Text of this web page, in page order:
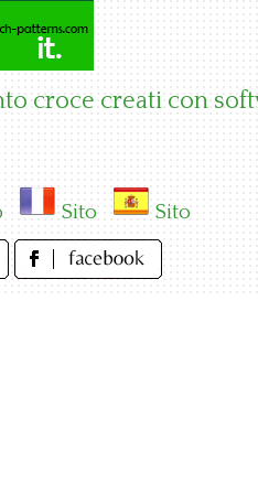
croce creati con
Sito Sito